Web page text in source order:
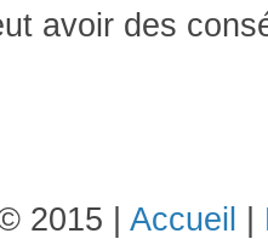
avoir des
2015 | Accueil